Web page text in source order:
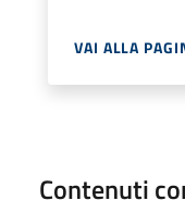
VAI ALLA
Contenuti